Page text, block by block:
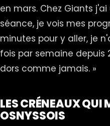
en mars. Chez Giants
séance, je vois mes
minutes pour y aller, je
fois par semaine depuis
dors comme jamais. »
LES CRÉNEAUX QUI
OSNYSSOIS